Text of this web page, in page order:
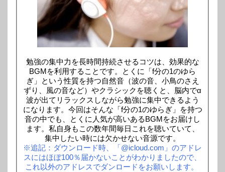
勉強の集中力を長時間持続させるコツは、効果的な
BGMを利用することです。とくに「f分の1のゆら
ぎ」という性質を持つ自然音（波の音、小鳥のさえ
ずり、風の音など）やクラシックを聴くと、脳内でα
波が出てリラックスしながら勉強に集中できるよう
になります。今回はそんな「f分の1のゆらぎ」を持つ
音の中でも、とくに人気が高いあるBGMをお届けし
ます。私自身もこの数年間毎日これを聴いていて、
集中したい時には欠かせない音源です。
※追記：ダウンロード時、「@icloud.com」のアドレ
スにはほぼ100％届かないことがわかりましたので、
これ以外のアドレスでダンロードをお願いします。